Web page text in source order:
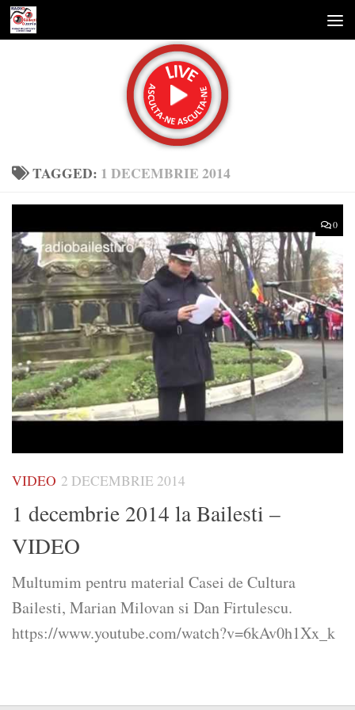
Skip to content
TAGGED: 1 DECEMBRIE 2014
0
VIDEO 2 DECEMBRIE 2014
1 decembrie 2014 la Bailesti –
VIDEO
Multumim pentru material Casei de Cultura
Bailesti, Marian Milovan si Dan Firtulescu.
https://www.youtube.com/watch?v=6kAv0h1Xx_k